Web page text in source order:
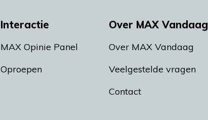
Interactie
MAX Opinie Panel
Oproepen
Over MAX Vandaag
Over MAX Vandaag
Veelgestelde vragen
Contact